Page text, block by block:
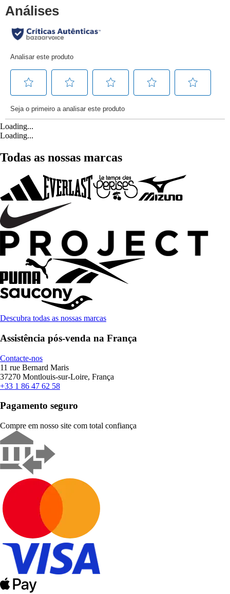
Loading...
Loading...
Todas as nossas marcas
Descubra todas as nossas marcas
Assistência pós-venda na França
Contacte-nos
11 rue Bernard Maris
37270 Montlouis-sur-Loire, França
+33 1 86 47 62 58
Pagamento seguro
Compre em nosso site com total confiança